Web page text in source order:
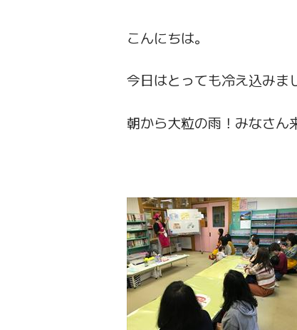
こんにちは。
今日はとっても冷え込みま
朝から大粒の雨！みなさん